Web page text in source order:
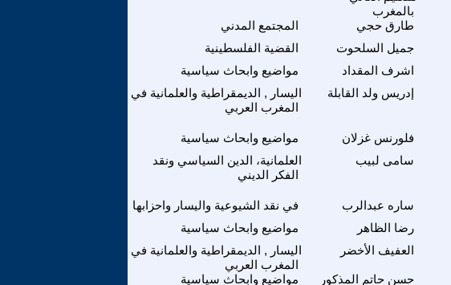
بالمغرب
المجتمع المدني طارق حجي
القضية الفلسطينية
جميل السلحوت
مواضيع وابحاث سياسية
اشرف المقداد
اليسار , الديمقراطية والعلمانية في
المغرب العربي
إدريس ولد القابلة
مواضيع وابحاث سياسية فلورنس غزلان
العلمانية، الدين السياسي ونقد
الفكر الديني
سامى لبيب
في نقد الشيوعية واليسار واحزابها ساره عبدالرب
مواضيع وابحاث سياسية
رضا الظاهر
اليسار , الديمقراطية والعلمانية في
المغرب العربي
العفيف الأخضر
مواضيع وابحاث سياسية حسن حاتم المذكور